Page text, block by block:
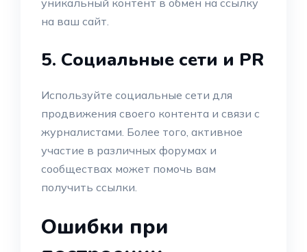
уникальный контент в обмен на ссылку
на ваш сайт.
5. Социальные сети и PR
Используйте социальные сети для
продвижения своего контента и связи с
журналистами. Более того, активное
участие в различных форумах и
сообществах может помочь вам
получить ссылки.
Ошибки при